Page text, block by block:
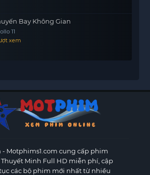
Bay Không Gian
11
xem
Motphims1.com cung cấp phim
Thuyết Minh Full HD miễn phí, cập
các bộ phim mới nhất từ nhiều